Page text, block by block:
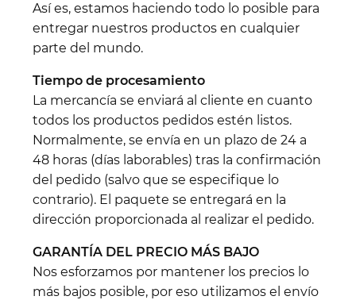
Así es, estamos haciendo todo lo posible para
entregar nuestros productos en cualquier
parte del mundo.
Tiempo de procesamiento
La mercancía se enviará al cliente en cuanto
todos los productos pedidos estén listos.
Normalmente, se envía en un plazo de 24 a
48 horas (días laborables) tras la confirmación
del pedido (salvo que se especifique lo
contrario). El paquete se entregará en la
dirección proporcionada al realizar el pedido.
GARANTÍA DEL PRECIO MÁS BAJO
Nos esforzamos por mantener los precios lo
más bajos posible, por eso utilizamos el envío